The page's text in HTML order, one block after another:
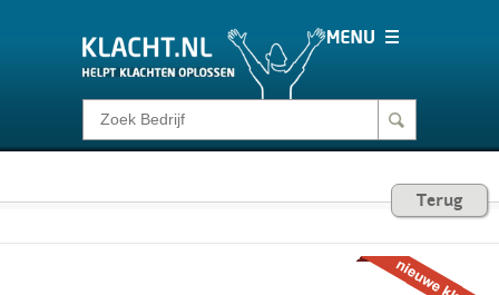
Klacht melden
Consumentenrecht Terug